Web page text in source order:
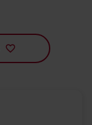
favorite_border